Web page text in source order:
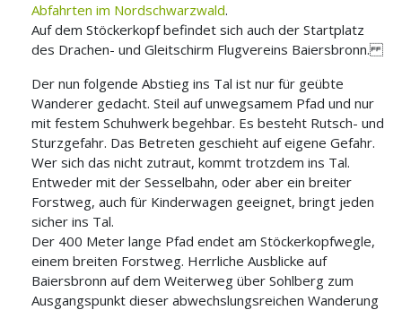
Abfahrten im Nordschwarzwald.
Auf dem Stöckerkopf befindet sich auch der Startplatz
des Drachen- und Gleitschirm Flugvereins Baiersbronn.
Der nun folgende Abstieg ins Tal ist nur für geübte
Wanderer gedacht. Steil auf unwegsamem Pfad und nur
mit festem Schuhwerk begehbar. Es besteht Rutsch- und
Sturzgefahr. Das Betreten geschieht auf eigene Gefahr.
Wer sich das nicht zutraut, kommt trotzdem ins Tal.
Entweder mit der Sesselbahn, oder aber ein breiter
Forstweg, auch für Kinderwagen geeignet, bringt jeden
sicher ins Tal.
Der 400 Meter lange Pfad endet am Stöckerkopfwegle,
einem breiten Forstweg. Herrliche Ausblicke auf
Baiersbronn auf dem Weiterweg über Sohlberg zum
Ausgangspunkt dieser abwechslungsreichen Wanderung